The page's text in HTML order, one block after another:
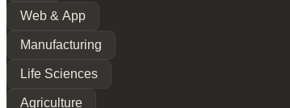
Web & App
Manufacturing
Life Sciences
Agriculture